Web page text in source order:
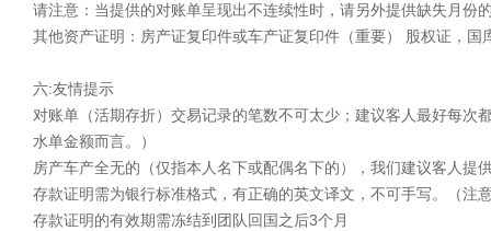
请注意：当提供的对账单呈现出不连续性时，请另外提供缺失月份
其他资产证明：房产证复印件或车产证复印件（重要） 股权证，
六:友情提示
对账单（活期存折）交易记录的笔数不可太少；建议客人最好每次
水单金额而言。）
房产车产全无的（仅指本人名下或配偶名下的），我们建议客人提
存款证明需为银行标准格式，有正确的英文译文，不可手写。（
存款证明的有效期需冻结到团队回国之后3个月